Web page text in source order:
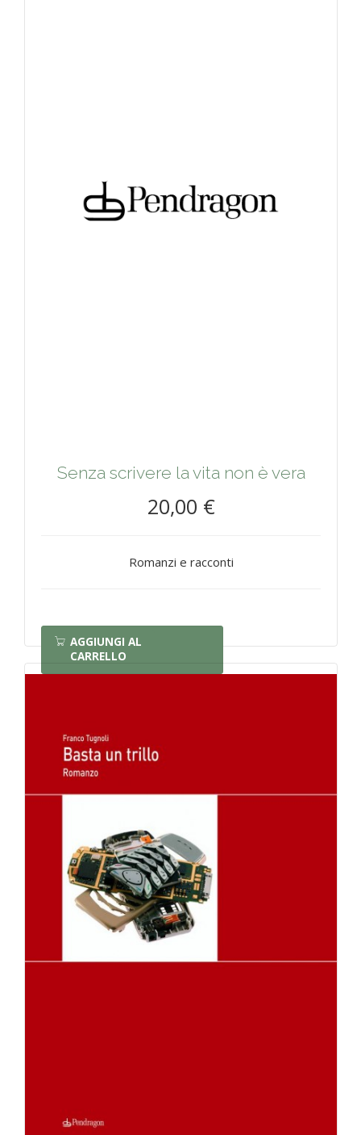
Senza scrivere la vita non è vera
20,00 €
Romanzi e racconti
AGGIUNGI AL
CARRELLO